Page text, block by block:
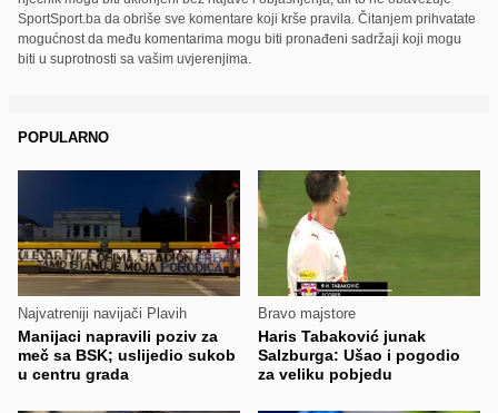
SportSport.ba da obriše sve komentare koji krše pravila. Čitanjem prihvatate
mogućnost da među komentarima mogu biti pronađeni sadržaji koji mogu
biti u suprotnosti sa vašim uvjerenjima.
POPULARNO
Najvatreniji navijači Plavih
Manijaci napravili poziv za
meč sa BSK; uslijedio sukob
u centru grada
Bravo majstore
Haris Tabaković junak
Salzburga: Ušao i pogodio
za veliku pobjedu